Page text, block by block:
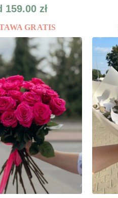
159.00 zł
GRATIS